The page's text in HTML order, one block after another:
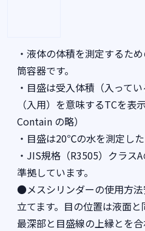
・液体の体積を測定するた
筒容器です。
・目盛は受入体積（入って
（入用）を意味するTCを表
Contain の略）
・目盛は20℃の水を測定し
・JIS規格（R3505）クラス
準拠しています。
●メスシリンダーの使用方
立てます。目の位置は液面
最深部と目盛線の上縁とを